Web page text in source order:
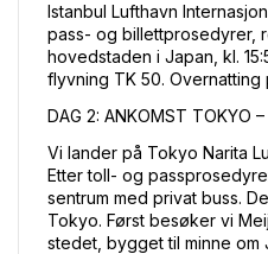
Istanbul Lufthavn
pass- og billettprosedyrer,
hovedstaden i Japan, kl.
flyvning TK 50. Overnatting
DAG 2: ANKOMST TOKYO
Vi lander på Tokyo Narita
Etter toll- og
sentrum med privat buss.
Tokyo. Først besøker vi
stedet, bygget til minne om